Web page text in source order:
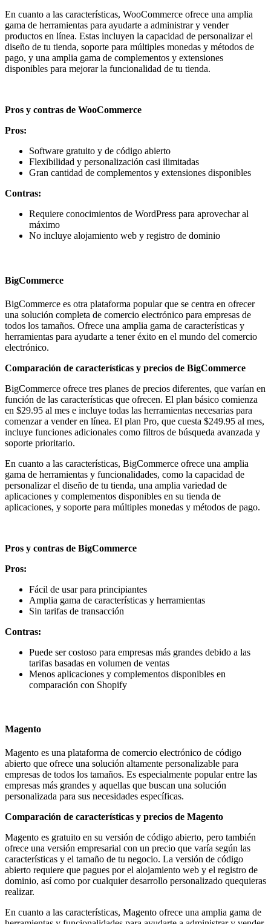
En cuanto a las características, WooCommerce ofrece una amplia
gama de herramientas para ayudarte a administrar y vender
productos en línea. Estas incluyen la capacidad de personalizar el
diseño de tu tienda, soporte para múltiples monedas y métodos de
pago, y una amplia gama de complementos y extensiones
disponibles para mejorar la funcionalidad de tu tienda.
Pros y contras de WooCommerce
Pros:
Software gratuito y de código abierto
Flexibilidad y personalización casi ilimitadas
Gran cantidad de complementos y extensiones disponibles
Contras:
Requiere conocimientos de WordPress para aprovechar al
máximo
No incluye alojamiento web y registro de dominio
BigCommerce
BigCommerce es otra plataforma popular que se centra en ofrecer
una solución completa de comercio electrónico para empresas de
todos los tamaños. Ofrece una amplia gama de características y
herramientas para ayudarte a tener éxito en el mundo del comercio
electrónico.
Comparación de características y precios de BigCommerce
BigCommerce ofrece tres planes de precios diferentes, que varían en
función de las características que ofrecen. El plan básico comienza
en $29.95 al mes e incluye todas las herramientas necesarias para
comenzar a vender en línea. El plan Pro, que cuesta $249.95 al mes,
incluye funciones adicionales como filtros de búsqueda avanzada y
soporte prioritario.
En cuanto a las características, BigCommerce ofrece una amplia
gama de herramientas y funcionalidades, como la capacidad de
personalizar el diseño de tu tienda, una amplia variedad de
aplicaciones y complementos disponibles en su tienda de
aplicaciones, y soporte para múltiples monedas y métodos de pago.
Pros y contras de BigCommerce
Pros:
Fácil de usar para principiantes
Amplia gama de características y herramientas
Sin tarifas de transacción
Contras:
Puede ser costoso para empresas más grandes debido a las
tarifas basadas en volumen de ventas
Menos aplicaciones y complementos disponibles en
comparación con Shopify
Magento
Magento es una plataforma de comercio electrónico de código
abierto que ofrece una solución altamente personalizable para
empresas de todos los tamaños. Es especialmente popular entre las
empresas más grandes y aquellas que buscan una solución
personalizada para sus necesidades específicas.
Comparación de características y precios de Magento
Magento es gratuito en su versión de código abierto, pero también
ofrece una versión empresarial con un precio que varía según las
características y el tamaño de tu negocio. La versión de código
abierto requiere que pagues por el alojamiento web y el registro de
dominio, así como por cualquier desarrollo personalizado quequieras
realizar.
En cuanto a las características, Magento ofrece una amplia gama de